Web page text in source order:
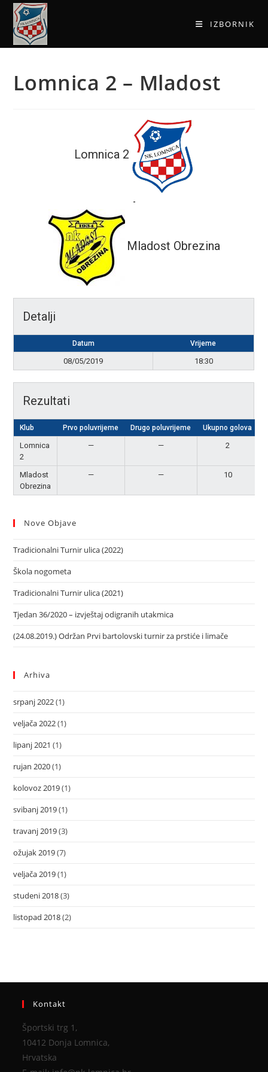
IZBORNIK
Lomnica 2 – Mladost
Lomnica 2
-
Mladost Obrezina
Detalji
Datum Vrijeme
08/05/2019 18:30
Rezultati
Klub Prvo poluvrijeme Drugo poluvrijeme Ukupno golova
Lomnica
2
— — 2
Mladost
Obrezina
— — 10
Nove Objave
Tradicionalni Turnir ulica (2022)
Škola nogometa
Tradicionalni Turnir ulica (2021)
Tjedan 36/2020 – izvještaj odigranih utakmica
(24.08.2019.) Održan Prvi bartolovski turnir za prstiće i limače
Arhiva
srpanj 2022(1)
veljača 2022(1)
lipanj 2021 (1)
rujan 2020(1)
kolovoz 2019(1)
svibanj 2019(1)
travanj 2019(3)
ožujak 2019(7)
veljača 2019(1)
studeni 2018(3)
listopad 2018(2)
Kontakt
Športski trg 1,
10412 Donja Lomnica,
Hrvatska